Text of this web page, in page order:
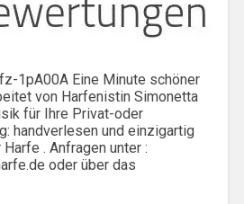
1pA00A Eine Minute schöner
von Harfenistin Simonetta
für Ihre Privat-oder
handverlesen und einzigartig
. Anfragen unter :
oder über das